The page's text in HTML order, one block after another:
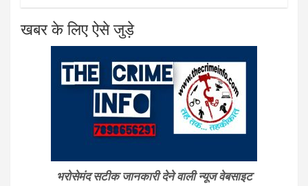
खबर के लिए ऐसे जुड़े
भरोसेमंद सटीक जानकारी देने वाली न्यूज वेबसाइट